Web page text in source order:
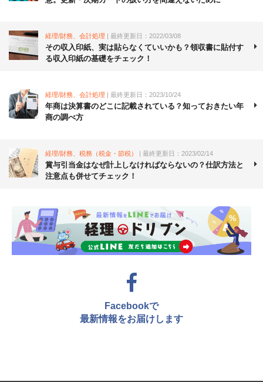
経理/財務、会計処理 | 最終更新日：2022/03/08
その収入印紙、実は貼らなくていいかも？領収書に貼付す
る収入印紙の基礎をチェック！
経理/財務、会計処理 | 最終更新日：2023/10/24
年商は決算書のどこに記載されている？知っておきたい年
商の調べ方
経理/財務、税務（税金・節税） | 最終更新日：2023/02/14
賞与引当金はなぜ計上しなければならないの？仕訳方法と
注意点も併せてチェック！
Facebookで
最新情報をお届けします